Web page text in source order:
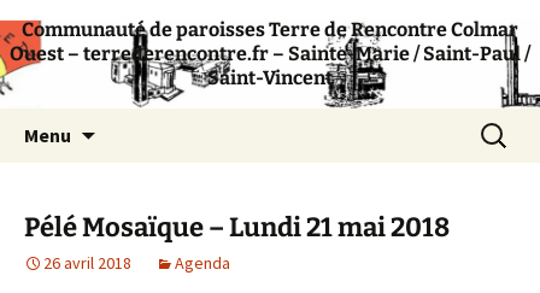
Terre de Rencontre
Communauté de paroisses catholique –
Colmar
Communauté de paroisses Terre de Rencontre Colmar
Ouest – terrederencontre.fr – Sainte-Marie / Saint-Paul /
Saint-Vincent
Menu
Pélé Mosaïque – Lundi 21 mai 2018
26 avril 2018 Agenda